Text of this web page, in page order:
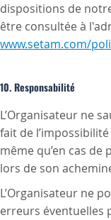
dispositions de
être consultée à
www.setam.com/
10. Responsabilité
L’Organisateur ne
fait de
même qu’en cas
lors de son
L’Organisateur ne
erreurs éventuelles